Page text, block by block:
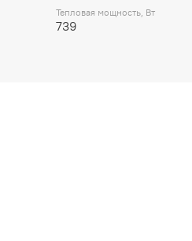
Тепловая мощность, Вт
739